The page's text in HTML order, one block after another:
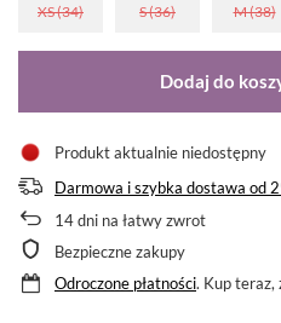
XS (34) S (36) M (38)
Dodaj do
Produkt aktualnie niedostępny
Darmowa i szybka dostawa od
14dni na łatwy zwrot
Bezpieczne zakupy
Odroczone płatności. Kup teraz,